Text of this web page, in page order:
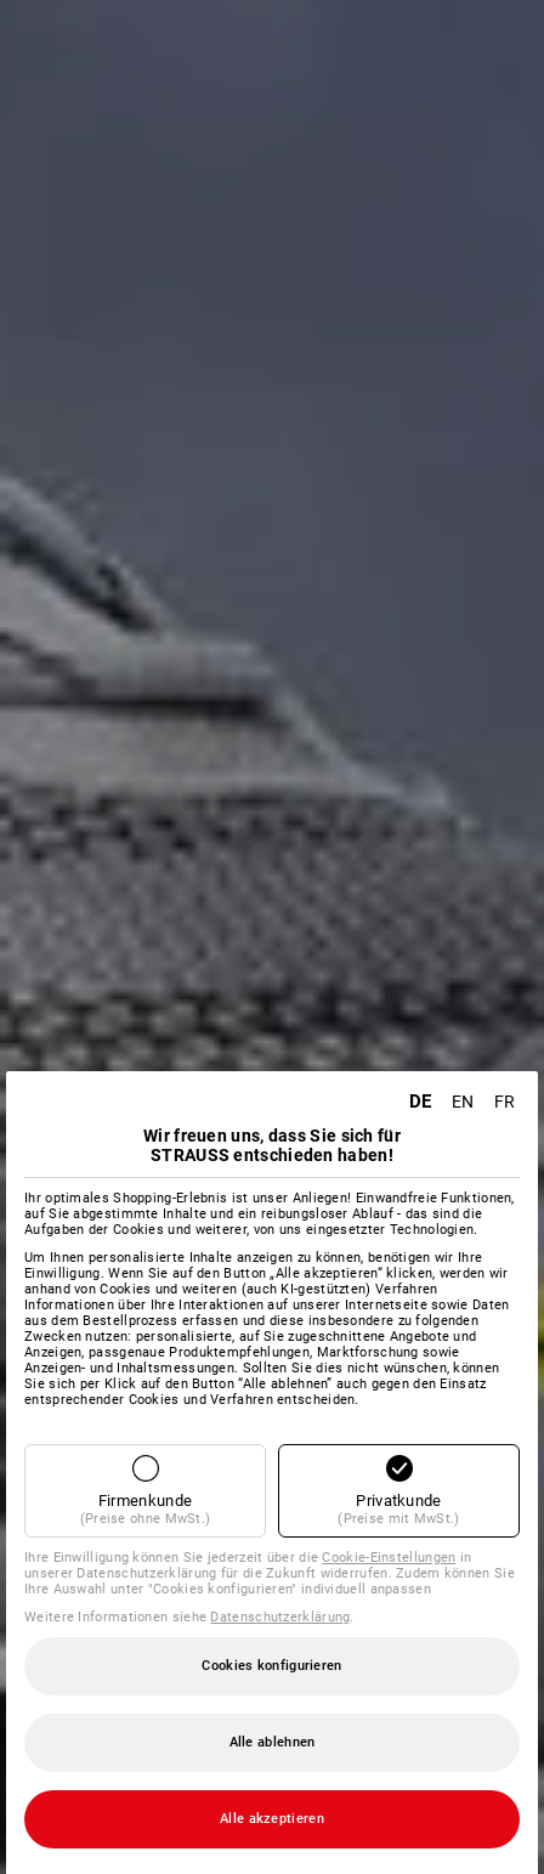
DE EN
FR
Wir freuen uns, dass Sie sich für
STRAUSS entschieden haben!
Ihr optimales Shopping-Erlebnis ist unser Anliegen! Einwandfreie Funktionen,
auf Sie abgestimmte Inhalte und ein reibungsloser Ablauf - das sind die
Aufgaben der Cookies und weiterer, von uns eingesetzter Technologien.
Um Ihnen personalisierte Inhalte anzeigen zu können, benötigen wir Ihre
Einwilligung. Wenn Sie auf den Button „Alle akzeptieren“ klicken, werden wir
anhand von Cookies und weiteren (auch KI-gestützten) Verfahren
Informationen über Ihre Interaktionen auf unserer Internetseite sowie Daten
aus dem Bestellprozess erfassen und diese insbesondere zu folgenden
Zwecken nutzen: personalisierte, auf Sie zugeschnittene Angebote und
Anzeigen, passgenaue Produktempfehlungen, Marktforschung sowie
Anzeigen- und Inhaltsmessungen. Sollten Sie dies nicht wünschen, können
Sie sich per Klick auf den Button “Alle ablehnen” auch gegen den Einsatz
entsprechender Cookies und Verfahren entscheiden.
Firmenkunde
(Preise ohne MwSt.)
Privatkunde
(Preise mit MwSt.)
Ihre Einwilligung können Sie jederzeit über dieCookie-Einstellungen in
unserer Datenschutzerklärung für die Zukunft widerrufen. Zudem können Sie
Ihre Auswahl unter "Cookies konfigurieren" individuell anpassen
Weitere Informationen siehe Datenschutzerklärung.
Cookies konfigurieren
Alle ablehnen
Alle akzeptieren